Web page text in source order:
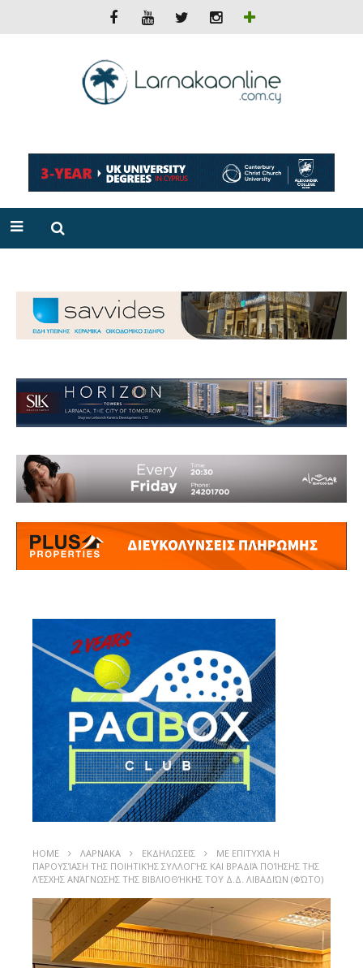
HOME ΛΑΡΝΑΚΑ ΕΚΔΗΛΩΣΕΙΣ
ΜΕ ΕΠΙΤΥΧΊΑ Η
ΠΑΡΟΥΣΊΑΣΗ ΤΗΣ ΠΟΙΗΤΙΚΉΣ ΣΥΛΛΟΓΉΣ ΚΑΙ ΒΡΑΔΙΆ ΠΟΊΗΣΗΣ ΤΗΣ
ΛΈΣΧΗΣ ΑΝΆΓΝΩΣΗΣ ΤΗΣ ΒΙΒΛΙΟΘΉΚΗΣ ΤΟΥ Δ.Δ. ΛΙΒΑΔΙΏΝ (ΦΏΤΟ)